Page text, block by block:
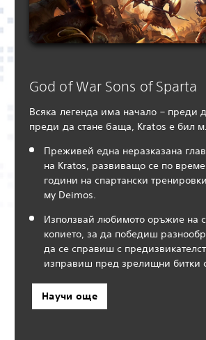
God of War Sons of Sparta
Всяка легенда има начало – преди
преди да стане баща, Kratos е бил
Преживей една неразказана
на Kratos, развиващо се по
години на спартански
му Deimos.
Използвай любимото оръжие на
копието, за да победиш
да се справиш с
изправиш пред зрелищни битки
Научи още